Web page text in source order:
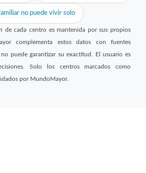
no puede vivir solo
de cada centro es mantenida por sus propios
complementa estos datos con fuentes
puede garantizar su exactitud. El usuario es
Solo los centros marcados como
por MundoMayor.